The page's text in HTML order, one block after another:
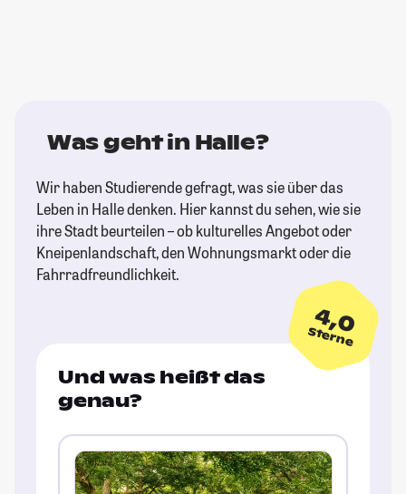
Was geht in Halle?
Wir haben Studierende gefragt, was sie über das
Leben in Halle denken. Hier kannst du sehen, wie sie
ihre Stadt beurteilen – ob kulturelles Angebot oder
Kneipenlandschaft, den Wohnungsmarkt oder die
Fahrradfreundlichkeit.
4,0
Sterne
Und was heißt das
genau?